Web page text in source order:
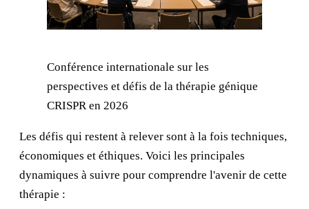
Conférence internationale sur les
perspectives et défis de la thérapie génique
CRISPR en 2026
Les défis qui restent à relever sont à la fois techniques,
économiques et éthiques. Voici les principales
dynamiques à suivre pour comprendre l'avenir de cette
thérapie :